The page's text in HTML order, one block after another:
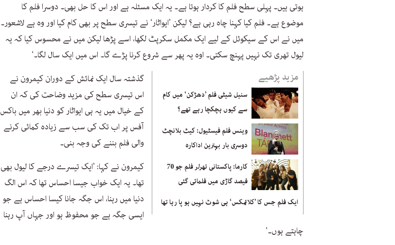
ہوتی ہیں۔ پہلی سطح فلم کا کردار ہوتا ہے۔ یہ ایک مسئلہ ہے اور اس کا حل بھی۔ دوسرا فلم کا
موضوع ہے۔ فلم کیا کہنا چاہ رہی ہے؟ لیکن ’ایواٹار‘ نے تیسری سطح پر بھی کام کیا اور وہ ہے لاشعور۔
میں نے اس کے سیکوئل کے لیے ایک مکمل سکرپٹ لکھا، اسے پڑھا لیکن میں نے محسوس کیا کہ یہ
لیول تھری تک نہیں پہنچ سکتی۔ اوہ یہ پھر سے شروع کرنا پڑے گا۔ اس میں ایک سال لگا۔‘
مزید پڑھیے
سنیل شیٹی فلم ’دھڑکن‘ میں کام
سے کیوں ہچکچا رہے تھے؟
وینس فلم فیسٹیول: کیٹ بلانچٹ
دوسری بار بہترین اداکارہ
کارما: پاکستانی تھرلر فلم جو 70
فیصد گاڑی میں فلمائی گئی
ایک فلم جس کا ’کلائمکس‘ ہی شوٹ نہیں ہو پا رہا تھا
گذشتہ سال ایک نمائش کے دوران کیمرون نے
اس تیسری سطح کی مزید وضاحت کی کہ ان
کے خیال میں یہ ہی ایواٹار کو دنیا بھر میں باکس
آفس پر اب تک کی سب سے زیادہ کمائی کرنے
والی فلم بننے کی وجہ بنی۔
کیمرون نے کہا: ’ایک تیسرے درجے کا لیول بھی
تھا۔ یہ ایک خواب جیسا احساس تھا کہ اس الگ
دنیا میں رہنا، اس جگہ جانا کیسا احساس ہے جو
ایسی جگہ ہے جو محفوظ ہو اور جہاں آپ رہنا
چاہتے ہوں۔‘